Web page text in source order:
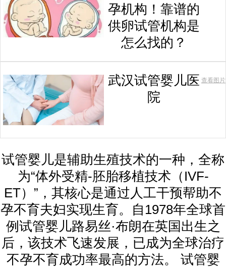
孕机构！靠谱的
供卵试管机构是
怎么找的？
武汉试管婴儿医
院
查看图片
试管婴儿是辅助生殖技术的一种，全称
为“体外受精-胚胎移植技术（IVF-
ET）”，其核心是通过人工干预帮助不
孕不育夫妇实现生育。自1978年全球首
例试管婴儿路易丝·布朗在英国出生之
后，该技术飞速发展，已成为全球治疗
不孕不育成功率最高的方法。 试管婴